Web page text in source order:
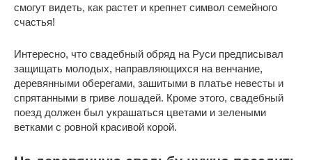
смогут видеть, как растет и крепнет символ семейного
счастья!
Интересно, что свадебный обряд на Руси предписывал
защищать молодых, направляющихся на венчание,
деревянными оберегами, зашитыми в платье невесты и
спрятанными в гриве лошадей. Кроме этого, свадебный
поезд должен был украшаться цветами и зелеными
ветками с ровной красивой корой.